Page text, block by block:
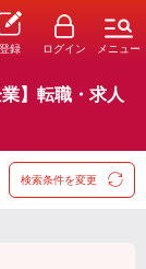
登録 ログイン メニュー
】転職・求人
検索条件を変更